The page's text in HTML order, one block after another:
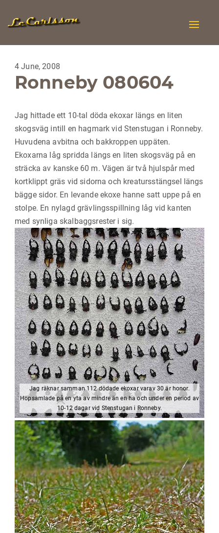
Toggle
4 June, 2008
Ronneby 080604
Jag hittade ett 10-tal döda ekoxar längs en liten
skogsväg intill en hagmark vid Stenstugan i Ronneby.
Huvudena avbitna och bakkroppen uppäten.
Ekoxarna låg spridda längs en liten skogsväg på en
sträcka av kanske 60 m. Vägen är två hjulspår med
kortklippt gräs vid sidorna och kreatursstängsel längs
bägge sidor. En levande ekoxe hanne satt uppe på en
stolpe. En nylagd grävlingsspillning låg vid kanten
med synliga skalbaggsrester i sig.
Jag räknar samman 112 dödade ekoxar varav 30 är honor.
Hopsamlade på en yta av mindre än en ha och under en period av
10-12 dagar vid Stenstugan i Ronneby.